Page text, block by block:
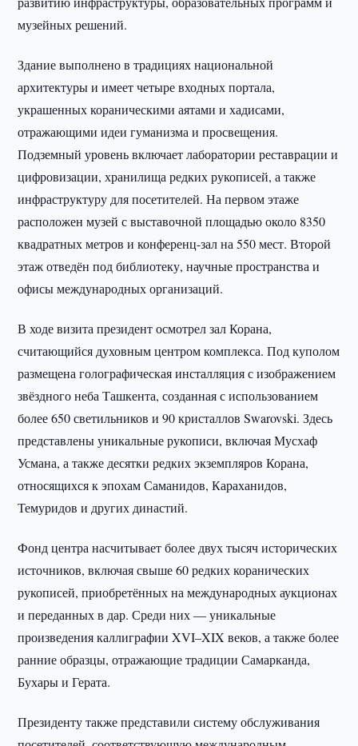
музейных решений.
Здание выполнено в традициях национальной
архитектуры и имеет четыре входных портала,
украшенных кораническими аятами и хадисами,
отражающими идеи гуманизма и просвещения.
Подземный уровень включает лаборатории реставрации и
цифровизации, хранилища редких рукописей, а также
инфраструктуру для посетителей. На первом этаже
расположен музей с выставочной площадью около 8350
квадратных метров и конференц-зал на 550 мест. Второй
этаж отведён под библиотеку, научные пространства и
офисы международных организаций.
В ходе визита президент осмотрел зал Корана,
считающийся духовным центром комплекса. Под куполом
размещена голографическая инсталляция с изображением
звёздного неба Ташкента, созданная с использованием
более 650 светильников и 90 кристаллов Swarovski. Здесь
представлены уникальные рукописи, включая Мусхаф
Усмана, а также десятки редких экземпляров Корана,
относящихся к эпохам Саманидов, Караханидов,
Темуридов и других династий.
Фонд центра насчитывает более двух тысяч исторических
источников, включая свыше 60 редких коранических
рукописей, приобретённых на международных аукционах
и переданных в дар. Среди них — уникальные
произведения каллиграфии XVI–XIX веков, а также более
ранние образцы, отражающие традиции Самарканда,
Бухары и Герата.
Президенту также представили систему обслуживания